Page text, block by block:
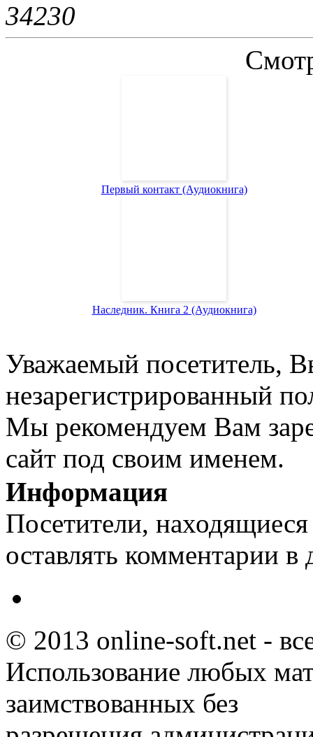
34230
Первый контакт (Аудиокнига)
Наследник. Книга 2 (Аудиокнига)
Уважаемый посетитель,
незарегистрированный
Мы рекомендуем Вам
сайт под своим именем.
Информация
Посетители,
оставлять комментарии в
© 2013 online-soft.net -
Использование любых
заимствованных без